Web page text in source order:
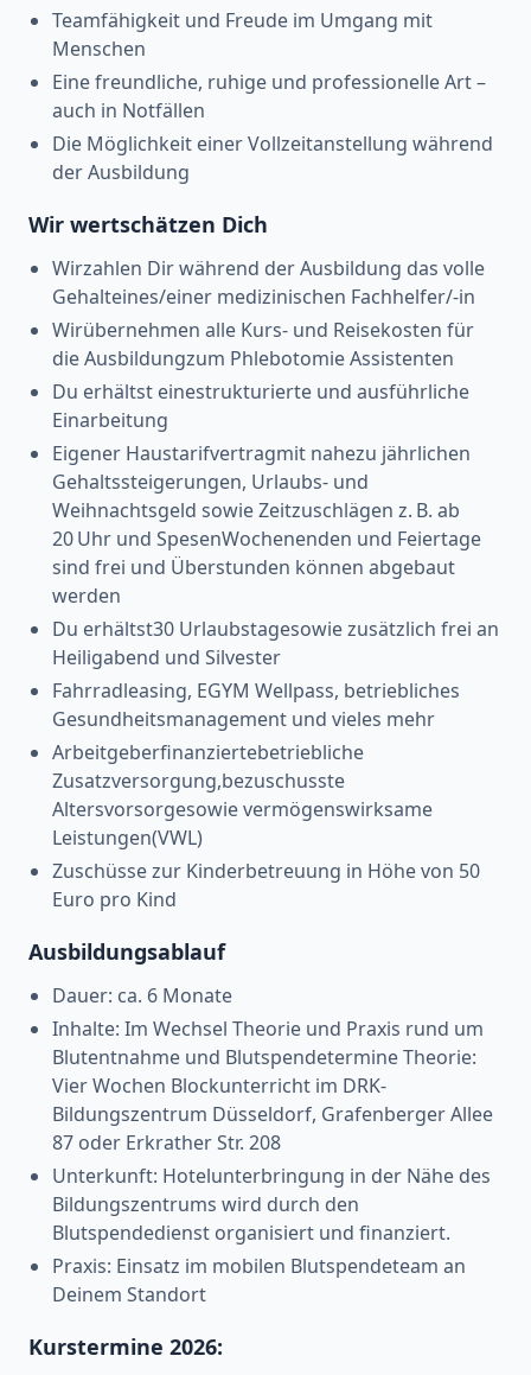
Teamfähigkeit und Freude im Umgang mit
Menschen
Eine freundliche, ruhige und professionelle Art –
auch in Notfällen
Die Möglichkeit einer Vollzeitanstellung während
der Ausbildung
Wir wertschätzen Dich
Wirzahlen Dir während der Ausbildung das volle
Gehalteines/einer medizinischen Fachhelfer/-in
Wirübernehmen alle Kurs- und Reisekosten für
die Ausbildungzum Phlebotomie Assistenten
Du erhältst einestrukturierte und ausführliche
Einarbeitung
Eigener Haustarifvertragmit nahezu jährlichen
Gehaltssteigerungen, Urlaubs- und
Weihnachtsgeld sowie Zeitzuschlägen z. B. ab
20 Uhr und SpesenWochenenden und Feiertage
sind frei und Überstunden können abgebaut
werden
Du erhältst30 Urlaubstagesowie zusätzlich frei an
Heiligabend und Silvester
Fahrradleasing, EGYM Wellpass, betriebliches
Gesundheitsmanagement und vieles mehr
Arbeitgeberfinanziertebetriebliche
Zusatzversorgung,bezuschusste
Altersvorsorgesowie vermögenswirksame
Leistungen(VWL)
Zuschüsse zur Kinderbetreuung in Höhe von 50
Euro pro Kind
Ausbildungsablauf
Dauer: ca. 6 Monate
Inhalte: Im Wechsel Theorie und Praxis rund um
Blutentnahme und Blutspendetermine Theorie:
Vier Wochen Blockunterricht im DRK-
Bildungszentrum Düsseldorf, Grafenberger Allee
87 oder Erkrather Str. 208
Unterkunft: Hotelunterbringung in der Nähe des
Bildungszentrums wird durch den
Blutspendedienst organisiert und finanziert.
Praxis: Einsatz im mobilen Blutspendeteam an
Deinem Standort
Kurstermine 2026: